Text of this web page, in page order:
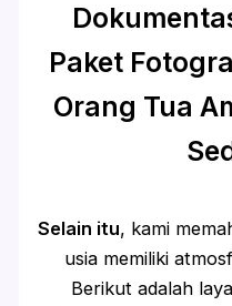
Paket
Orang Tua
Selain itu, kami
usia memiliki
Berikut adalah